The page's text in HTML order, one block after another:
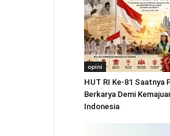
opini
HUT RI Ke-81 Saatnya
Berkarya Demi
Indonesia